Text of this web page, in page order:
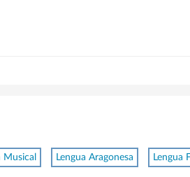
Musical Lengua Aragonesa Lengua